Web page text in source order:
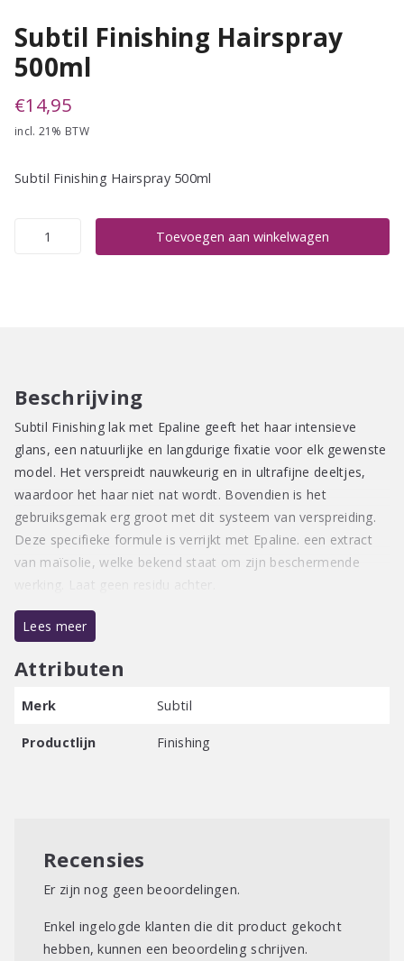
Subtil Finishing Hairspray
500ml
€14,95
incl. 21% BTW
Subtil Finishing Hairspray 500ml
Subtil
Toevoegen aan winkelwagen
Beschrijving
Subtil Finishing lak met Epaline geeft het haar intensieve
glans, een natuurlijke en langdurige fixatie voor elk gewenste
model. Het verspreidt nauwkeurig en in ultrafijne deeltjes,
waardoor het haar niet nat wordt. Bovendien is het
gebruiksgemak erg groot met dit systeem van verspreiding.
Deze specifieke formule is verrijkt met Epaline. een extract
van maïsolie, welke bekend staat om zijn beschermende
werking. Laat geen residu achter.
Lees meer
Attributen
Merk Subtil
Productlijn Finishing
Recensies
Er zijn nog geen beoordelingen.
Enkel ingelogde klanten die dit product gekocht
hebben, kunnen een beoordeling schrijven.